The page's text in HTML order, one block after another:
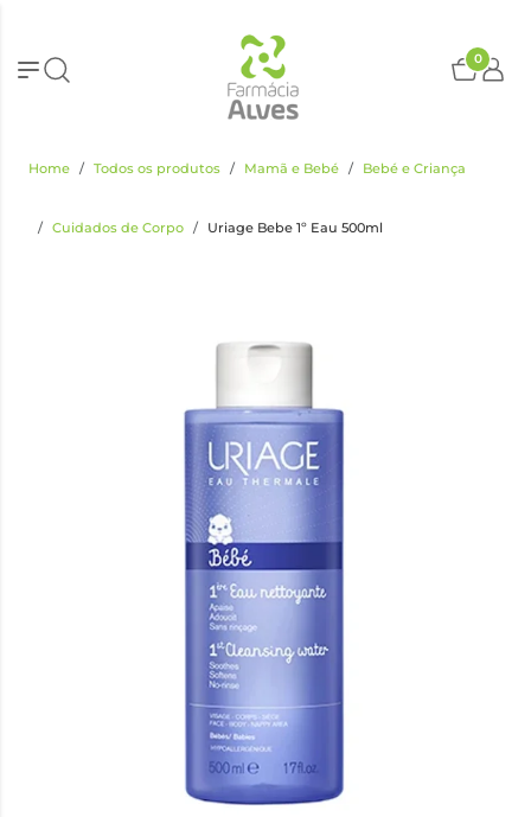
0
Home Todos os produtos Mamã e Bebé Bebé e Criança
Cuidados de Corpo Uriage Bebe 1º Eau 500ml